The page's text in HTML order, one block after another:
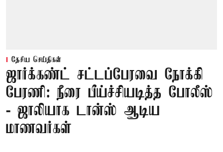
தேசிய செய்திகள்
ஜார்க்கண்ட் சட்டப்பேரவை நோக்கி
பேரணி: நீரை பீய்ச்சியடித்த போலீஸ்
- ஜாலியாக டான்ஸ் ஆடிய
மாணவர்கள்